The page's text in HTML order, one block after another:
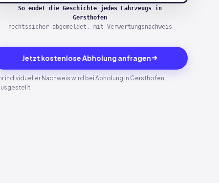
So endet die Geschichte jedes Fahrzeugs in
Gersthofen
rechtssicher abgemeldet, mit Verwertungsnachweis
Jetzt kostenlose Abholung anfragen
individueller Nachweis wird bei Abholung in Gersthofen